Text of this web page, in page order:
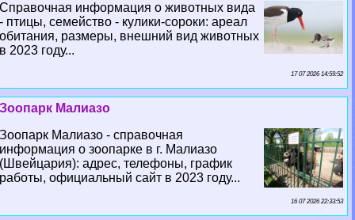
Справочная информация о животных вида
- птицы, семейство - кулики-сороки: ареал
обитания, размеры, внешний вид животных
в 2023 году...
17 07 2026 14:59:52
Зоопарк Малиазо
Зоопарк Малиазо - справочная
информация о зоопарке в г. Малиазо
(Швейцария): адрес, телефоны, график
работы, официальный сайт в 2023 году...
16 07 2026 22:33:53